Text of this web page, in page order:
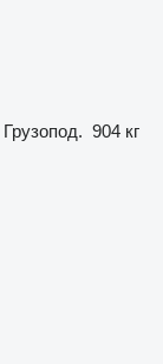
Грузопод. 904 кг